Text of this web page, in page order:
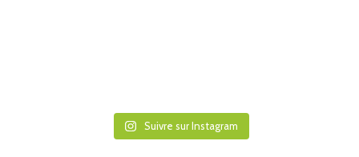
Suivre sur Instagram